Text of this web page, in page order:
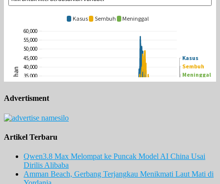
Advertisment
Artikel Terbaru
Qwen3.8 Max Melompat ke Puncak Model AI China Usai
Dirilis Alibaba
Amman Beach, Gerbang Terjangkau Menikmati Laut Mati di